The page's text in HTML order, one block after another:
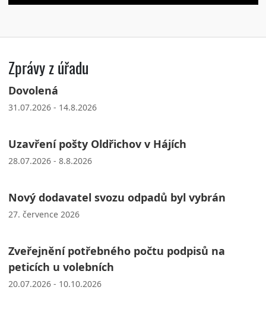
Zprávy z úřadu
Dovolená
31.07.2026 - 14.8.2026
Uzavření pošty Oldřichov v Hájích
28.07.2026 - 8.8.2026
Nový dodavatel svozu odpadů byl vybrán
27. července 2026
Zveřejnění potřebného počtu podpisů na
peticích u volebních
20.07.2026 - 10.10.2026